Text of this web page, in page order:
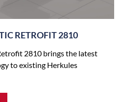
RETROFIT 2810
2810 brings the latest
to existing Herkules